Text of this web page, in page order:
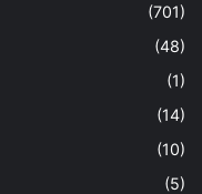
(701)
(48)
(1)
(14)
(10)
(5)